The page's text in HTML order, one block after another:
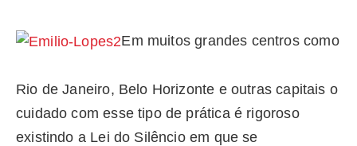
Em muitos grandes centros como
Rio de Janeiro, Belo Horizonte e outras capitais o
cuidado com esse tipo de prática é rigoroso
existindo a Lei do Silêncio em que se